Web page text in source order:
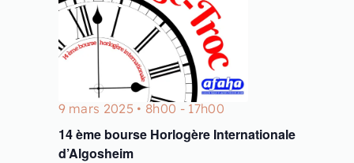
9 mars 2025 • 8h00 - 17h00
14 ème bourse Horlogère Internationale
d’Algosheim